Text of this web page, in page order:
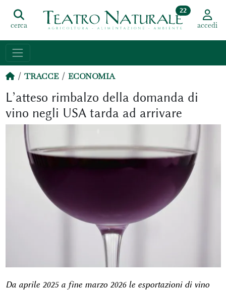
cerca
22
accedi
TRACCE ECONOMIA
L’atteso rimbalzo della domanda di
vino negli USA tarda ad arrivare
Da aprile 2025 a fine marzo 2026 le esportazioni di vino